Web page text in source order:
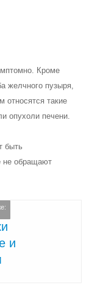
Кроме
желчного пузыря,
относятся такие
опухоли печени.
быть
не обращают
и